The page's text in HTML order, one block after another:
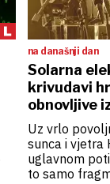
na današnji dan
Solarna
krivudavi
obnovljive
Uz vrlo
sunca i vjetra
uglavnom
to samo